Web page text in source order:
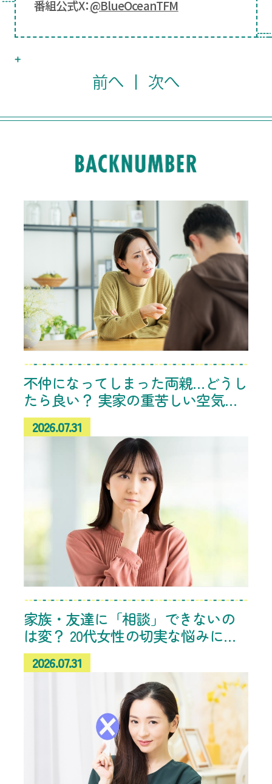
番組公式X：@BlueOceanTFM
前へ 次へ
不仲になってしまった両親…どうし
たら良い？ 実家の重苦しい空気に
悩む相談者へのアドバイス続々
2026.07.31
家族・友達に「相談」できないの
は変？ 20代女性の切実な悩みに共
感、“人生の先輩”からのアドバイス
続々
2026.07.31